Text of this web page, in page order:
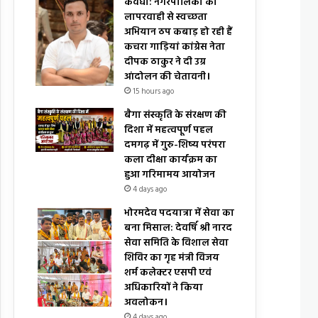
लापरवाही से स्वच्छता
अभियान ठप कबाड़ हो रही हैं
कचरा गाड़ियां कांग्रेस नेता
दीपक ठाकुर ने दी उग्र
आंदोलन की चेतावनी।
15 hours ago
बैगा संस्कृति के संरक्षण की
दिशा में महत्वपूर्ण पहल
दमगढ़ में गुरु-शिष्य परंपरा
कला दीक्षा कार्यक्रम का
हुआ गरिमामय आयोजन
4 days ago
भोरमदेव पदयात्रा में सेवा का
बना मिसाल: देवर्षि श्री नारद
सेवा समिति के विशाल सेवा
शिविर का गृह मंत्री विजय
शर्म कलेक्टर एसपी एवं
अधिकारियों ने किया
अवलोकन।